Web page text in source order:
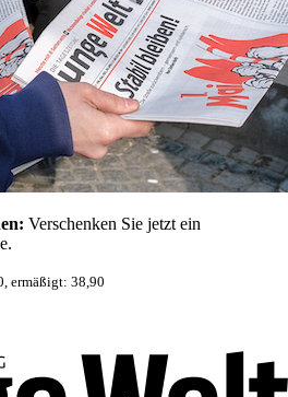
Verschenken Sie jetzt ein
ermäßigt: 38,90